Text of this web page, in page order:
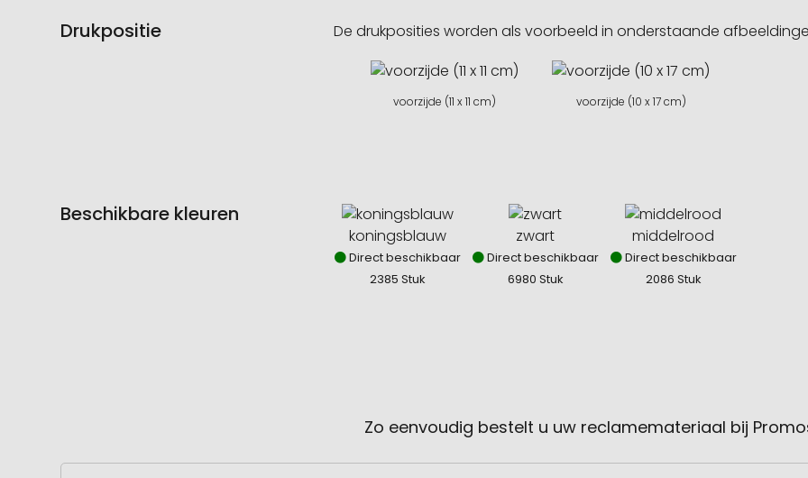
Drukpositie De drukposities worden als voorbeeld in onderstaande
voorzijde (11 x 11 cm) voorzijde (10 x 17 cm)
Beschikbare kleuren
koningsblauw
Direct beschikbaar
2385 Stuk
zwart
Direct beschikbaar
6980 Stuk
middelrood
Direct beschikbaar
2086 Stuk
Zo eenvoudig bestelt u uw reclamemateriaal bij